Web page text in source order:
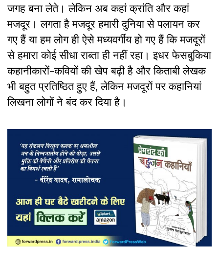
जगह बना लेते। लेकिन अब कहां क्रांति और कहां
मजदूर। लगता है मजदूर हमारी दुनिया से पलायन कर
गए हैं या हम लोग ही ऐसे मध्यवर्गीय हो गए हैं कि मजदूरों
से हमारा कोई सीधा राब्ता ही नहीं रहा। इधर फेसबुकिया
कहानीकारों-कवियों की खेप बढ़ी है और किताबी लेखक
भी बहुत प्रतिष्ठित हुए हैं, लेकिन मजदूरों पर कहानियां
लिखना लोगों ने बंद कर दिया है।